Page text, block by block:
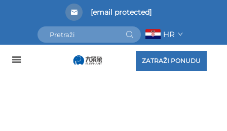
[email protected]
HR
ZATRAŽI PONUDU